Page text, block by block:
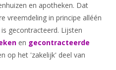
en apotheken. Dat
vreemdeling in principe alléén
gecontracteerd. Lijsten
en gecontracteerde
op het 'zakelijk' deel van